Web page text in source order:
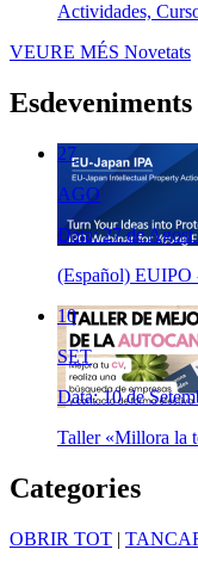
Actividades,
VEURE MÉS Novetats
Esdeveniments
27
AGO
Data: 27 de Agost
(Español) EUIPO
10
SET
Data: 10 de
Taller «Millora la
Categories
OBRIR TOT |